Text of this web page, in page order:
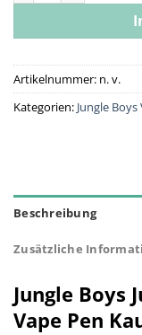
Artikelnummer: n. v.
Kategorien: Jungle Boys
Beschreibung
Zusätzliche
Jungle Boys
Vape Pen